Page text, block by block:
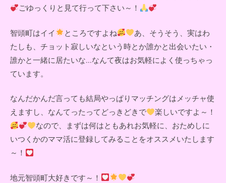
ごゆっくりと見て行って下さい～！
智頭町はイイ ところですよね
あ、そうそう、実はわ
たしも、チョット寂しいなという時とか誰かと出会いたい・
誰かと一緒に居たいな...なんて夜はお気軽によく使っちゃっ
ています。
なんだかんだ言っても結局やっぱりマッチングはメッチャ使
えますし、なんてったってどっきどきで
楽しいですよ～！
なので、まずは何はともあれお気軽に、おためしに
いつくかのママ活に登録してみることをオススメいたします
～！
地元智頭町大好きです～！